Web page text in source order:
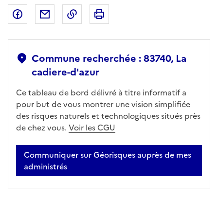
Partager sur Facebook
Partager par emailCopier dans le presse-papier
Commune recherchée : 83740, La
cadiere-d'azur
Ce tableau de bord délivré à titre informatif a
pour but de vous montrer une vision simplifiée
des risques naturels et technologiques situés près
de chez vous. Voir les CGU
Communiquer sur Géorisques auprès de mes
administrés